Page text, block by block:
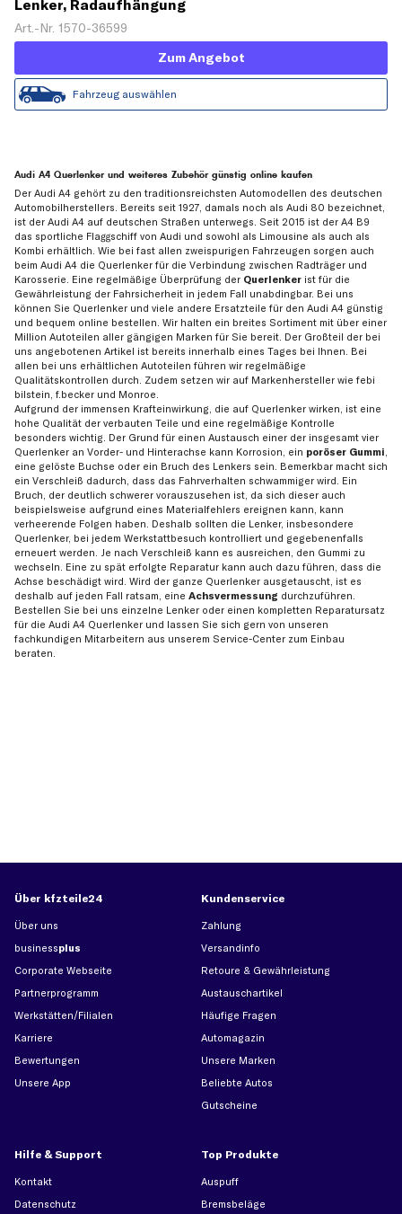
Lenker, Radaufhängung
Art.-Nr. 1570-36599
Zum Angebot
Fahrzeug auswählen
Audi A4 Querlenker und weiteres Zubehör günstig online kaufen
Der Audi A4 gehört zu den traditionsreichsten Automodellen des deutschen
Automobilherstellers. Bereits seit 1927, damals noch als Audi 80 bezeichnet,
ist der Audi A4 auf deutschen Straßen unterwegs. Seit 2015 ist der A4 B9
das sportliche Flaggschiff von Audi und sowohl als Limousine als auch als
Kombi erhältlich. Wie bei fast allen zweispurigen Fahrzeugen sorgen auch
beim Audi A4 die Querlenker für die Verbindung zwischen Radträger und
Karosserie. Eine regelmäßige Überprüfung der Querlenker ist für die
Gewährleistung der Fahrsicherheit in jedem Fall unabdingbar. Bei uns
können Sie Querlenker und viele andere Ersatzteile für den Audi A4 günstig
und bequem online bestellen. Wir halten ein breites Sortiment mit über einer
Million Autoteilen aller gängigen Marken für Sie bereit. Der Großteil der bei
uns angebotenen Artikel ist bereits innerhalb eines Tages bei Ihnen. Bei
allen bei uns erhältlichen Autoteilen führen wir regelmäßige
Qualitätskontrollen durch. Zudem setzen wir auf Markenhersteller wie febi
bilstein, f.becker und Monroe.
Aufgrund der immensen Krafteinwirkung, die auf Querlenker wirken, ist eine
hohe Qualität der verbauten Teile und eine regelmäßige Kontrolle
besonders wichtig. Der Grund für einen Austausch einer der insgesamt vier
Querlenker an Vorder- und Hinterachse kann Korrosion, ein poröser Gummi,
eine gelöste Buchse oder ein Bruch des Lenkers sein. Bemerkbar macht sich
ein Verschleiß dadurch, dass das Fahrverhalten schwammiger wird. Ein
Bruch, der deutlich schwerer vorauszusehen ist, da sich dieser auch
beispielsweise aufgrund eines Materialfehlers ereignen kann, kann
verheerende Folgen haben. Deshalb sollten die Lenker, insbesondere
Querlenker, bei jedem Werkstattbesuch kontrolliert und gegebenenfalls
erneuert werden. Je nach Verschleiß kann es ausreichen, den Gummi zu
wechseln. Eine zu spät erfolgte Reparatur kann auch dazu führen, dass die
Achse beschädigt wird. Wird der ganze Querlenker ausgetauscht, ist es
deshalb auf jeden Fall ratsam, eine Achsvermessung durchzuführen.
Bestellen Sie bei uns einzelne Lenker oder einen kompletten Reparatursatz
für die Audi A4 Querlenker und lassen Sie sich gern von unseren
fachkundigen Mitarbeitern aus unserem Service-Center zum Einbau
beraten.
Über kfzteile24
Über uns
businessplus
Corporate Webseite
Partnerprogramm
Werkstätten/Filialen
Karriere
Bewertungen
Unsere App
Kundenservice
Zahlung
Versandinfo
Retoure & Gewährleistung
Austauschartikel
Häufige Fragen
Automagazin
Unsere Marken
Beliebte Autos
Gutscheine
Hilfe & Support
Kontakt
Datenschutz
Top Produkte
Auspuff
Bremsbeläge